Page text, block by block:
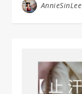
AnnieSinLee